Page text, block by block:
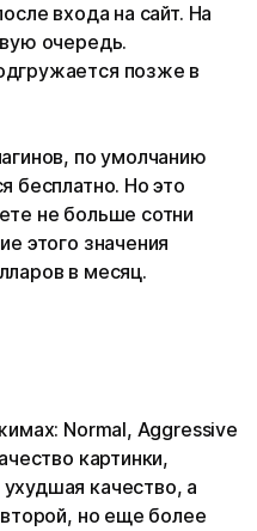
входа на сайт. На
очередь.
позже в
по умолчанию
бесплатно. Но это
не больше сотни
этого значения
в месяц.
Normal, Aggressive
картинки,
качество, а
но еще более